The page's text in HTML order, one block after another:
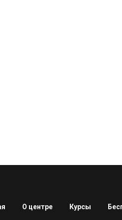
О центре Курсы